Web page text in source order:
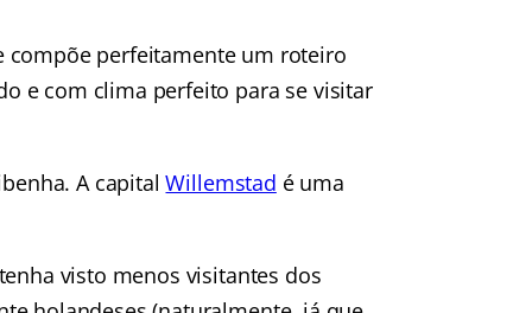
compõe perfeitamente um roteiro
e com clima perfeito para se visitar
A capitalWillemstad é uma
visto menos visitantes dos